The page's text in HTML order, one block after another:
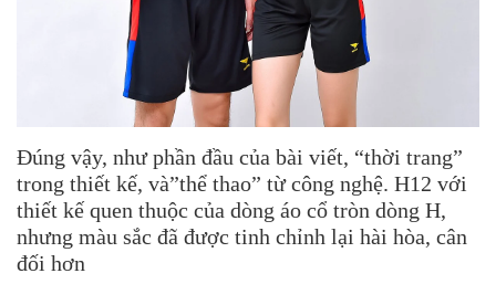
Đúng vậy, như phần đầu của bài viết, “thời trang”
trong thiết kế, và”thể thao” từ công nghệ. H12 với
thiết kế quen thuộc của dòng áo cổ tròn dòng H,
nhưng màu sắc đã được tinh chỉnh lại hài hòa, cân
đối hơn